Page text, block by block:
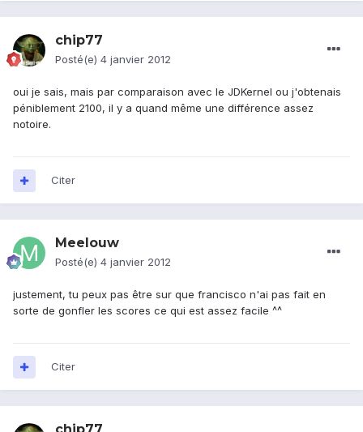
chip77
Posté(e) 4 janvier 2012
oui je sais, mais par comparaison avec le JDKernel ou j'obtenais
péniblement 2100, il y a quand même une différence assez
notoire.
Citer
Meelouw
Posté(e) 4 janvier 2012
justement, tu peux pas être sur que francisco n'ai pas fait en
sorte de gonfler les scores ce qui est assez facile ^^
Citer